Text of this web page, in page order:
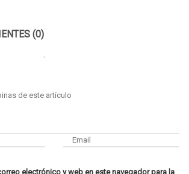
(0)
electrónico y web en este navegador para la